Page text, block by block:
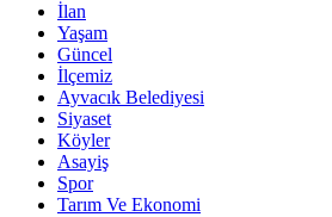
İlan
Yaşam
Güncel
İlçemiz
Ayvacık Belediyesi
Siyaset
Köyler
Asayiş
Spor
Tarım Ve Ekonomi